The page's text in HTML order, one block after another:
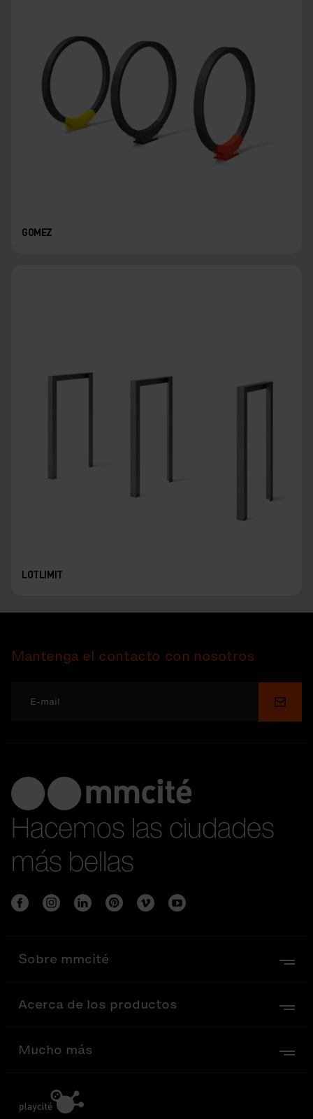
GOMEZ
LOTLIMIT
Mantenga el contacto con nosotros
Enviar
Hacemos las ciudades
más bellas
Sobre mmcité
Acerca de los productos
Mucho más